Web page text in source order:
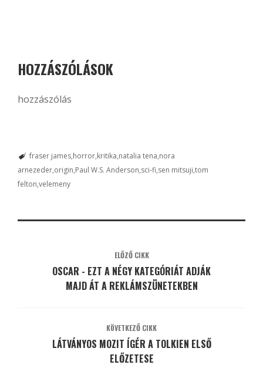
HOZZÁSZÓLÁSOK
hozzászólás
fraser james horror kritika natalia tena nora
arnezeder origin Paul W.S. Anderson sci-fi sen mitsuji tom
felton velemeny
ELŐZŐ CIKK
OSCAR - EZT A NÉGY KATEGÓRIÁT ADJÁK
MAJD ÁT A REKLÁMSZÜNETEKBEN
KÖVETKEZŐ CIKK
LÁTVÁNYOS MOZIT ÍGÉR A TOLKIEN ELSŐ
ELŐZETESE